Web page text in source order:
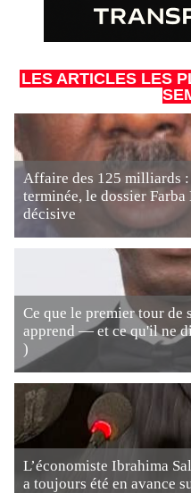
LES ARTICLES LES
Affaire des 125 milliards
terminée, le dossier Farba
décisive
Ce que le premier tour de
apprend — et ce qu'il ne
)
L’économiste Ibrahima
a toujours été en avance